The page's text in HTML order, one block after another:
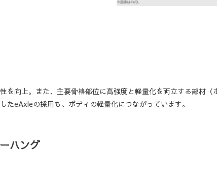
を向上。また、主要骨格部位に高強度と軽量化を両立する部材
eAxleの採用も、ボディの軽量化につながっています。
ハング